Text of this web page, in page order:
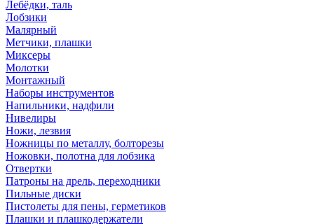
Лебёдки, таль
Лобзики
Малярный
Метчики, плашки
Миксеры
Молотки
Монтажный
Наборы инструментов
Напильники, надфили
Нивелиры
Ножи, лезвия
Ножницы по металлу, болторезы
Ножовки, полотна для лобзика
Отвертки
Патроны на дрель, переходники
Пильные диски
Пистолеты для пены, герметиков
Плашки и плашкодержатели